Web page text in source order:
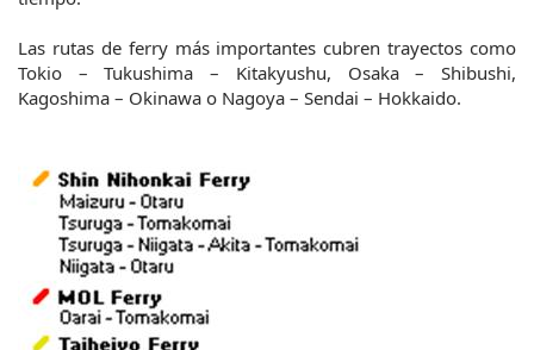
Las rutas de ferry más importantes cubren trayectos como
Tokio – Tukushima – Kitakyushu, Osaka – Shibushi,
Kagoshima – Okinawa o Nagoya – Sendai – Hokkaido.